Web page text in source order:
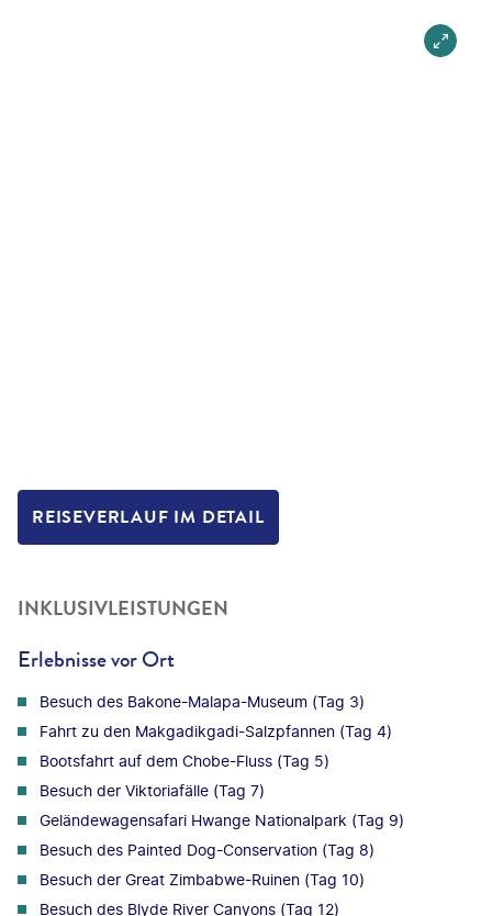
REISEVERLAUF IM DETAIL
INKLUSIVLEISTUNGEN
Erlebnisse vor Ort
Besuch des Bakone-Malapa-Museum (Tag 3)
Fahrt zu den Makgadikgadi-Salzpfannen (Tag 4)
Bootsfahrt auf dem Chobe-Fluss (Tag 5)
Besuch der Viktoriafälle (Tag 7)
Geländewagensafari Hwange Nationalpark (Tag 9)
Besuch des Painted Dog-Conservation (Tag 8)
Besuch der Great Zimbabwe-Ruinen (Tag 10)
Besuch des Blyde River Canyons (Tag 12)